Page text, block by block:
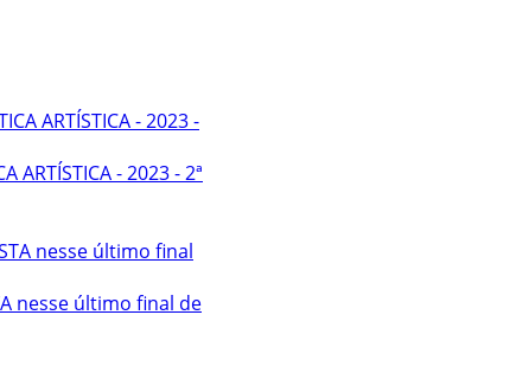
ARTÍSTICA - 2023 - 2ª
nesse último final de